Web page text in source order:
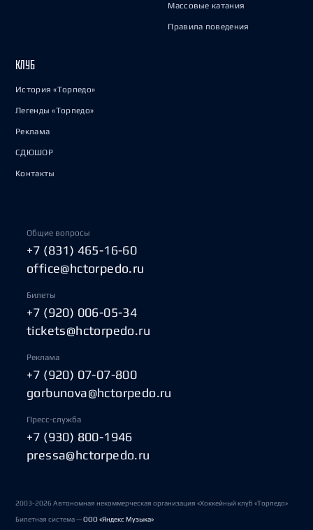
Массовые катания
Правила поведения
КЛУБ
История «Торпедо»
Легенды «Торпедо»
Реклама
СДЮШОР
Контакты
Общие вопросы
+7 (831) 465-16-60
office@hctorpedo.ru
Билеты
+7 (920) 006-05-34
tickets@hctorpedo.ru
Реклама
+7 (920) 07-07-800
gorbunova@hctorpedo.ru
Пресс-служба
+7 (930) 800-1946
pressa@hctorpedo.ru
2003-2026 Автономная некоммерческая организация «Хоккейный клуб «Торпедо»
Билетная система —ООО «Яндекс Музыка»